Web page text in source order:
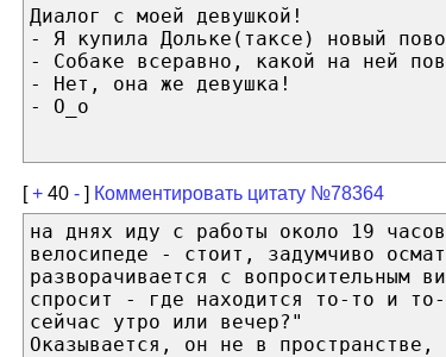
Диалог с моей девушкой!
- Я купила Дольке(таксе) новый
- Собаке всеравно, какой на ней
- Нет, она же девушка!
- О_о
[+ 40 - ] Комментировать цитату №78364
на днях иду с работы около 19
велосипеде - стоит, задумчиво
разворачивается с вопросительным
спросит - где находится то-то и
сейчас утро или вечер?"
Оказывается, он не в пространстве,